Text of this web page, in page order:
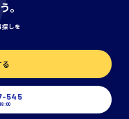
。
探しを
る
545